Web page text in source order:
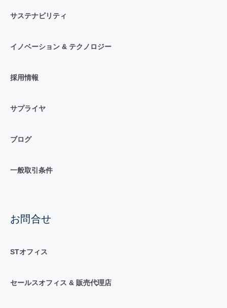
サステナビリティ
イノベーション & テクノロジー
採用情報
サプライヤ
ブログ
一般取引条件
お問合せ
STオフィス
セールスオフィス & 販売代理店